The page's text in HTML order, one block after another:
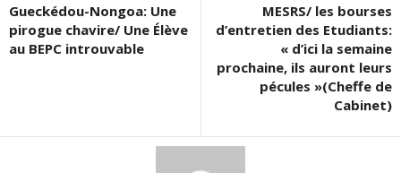
Gueckédou-Nongoa: Une
pirogue chavire/ Une Élève
au BEPC introuvable
MESRS/ les bourses
d’entretien des Etudiants:
« d’ici la semaine
prochaine, ils auront leurs
pécules »(Cheffe de
Cabinet)